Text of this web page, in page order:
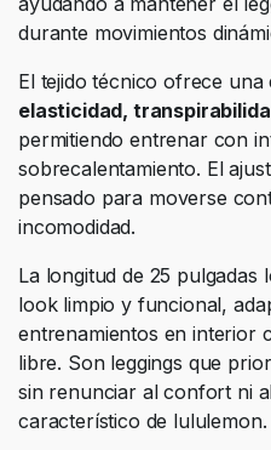
durante movimientos
El tejido técnico ofrece
elasticidad,
permitiendo entrenar con
sobrecalentamiento. El
pensado para moverse
incomodidad.
La longitud de 25 pulgadas
look limpio y funcional,
entrenamientos en interior
libre. Son leggings que
sin renunciar al confort ni
característico de lululemon.